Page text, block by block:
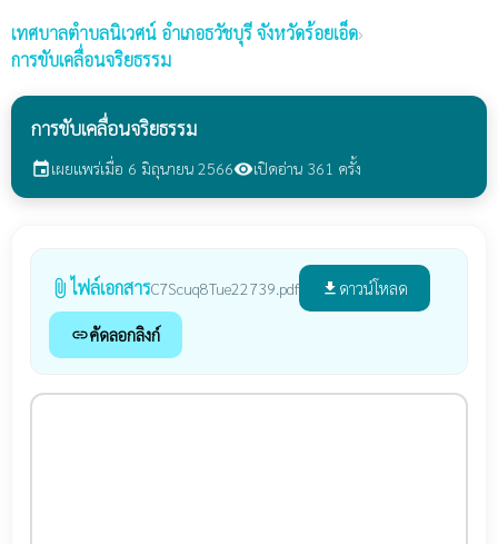
เทศบาลตำบลนิเวศน์ อำเภอธวัชบุรี จังหวัดร้อยเอ็ด›
การขับเคลื่อนจริยธรรม
การขับเคลื่อนจริยธรรม
eventเผยแพร่เมื่อ 6 มิถุนายน 2566visibilityเปิดอ่าน 361 ครั้ง
attach_file ไฟล์เอกสารC7Scuq8Tue22739.pdf file_download ดาวน์โหลด
linkคัดลอกลิงก์